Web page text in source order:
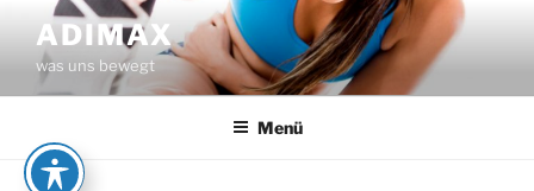
Inhalt
springen
ADIMAX
was uns bewegt
Menü